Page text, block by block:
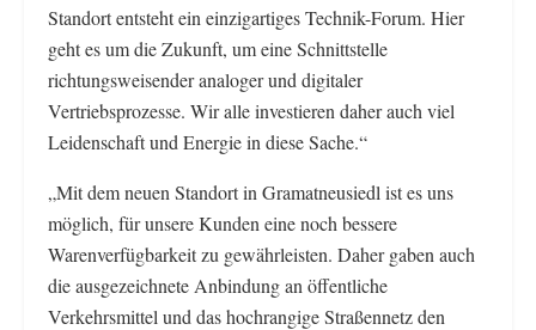
Standort entsteht ein einzigartiges Technik-Forum. Hier
geht es um die Zukunft, um eine Schnittstelle
richtungsweisender analoger und digitaler
Vertriebsprozesse. Wir alle investieren daher auch viel
Leidenschaft und Energie in diese Sache.“
„Mit dem neuen Standort in Gramatneusiedl ist es uns
möglich, für unsere Kunden eine noch bessere
Warenverfügbarkeit zu gewährleisten. Daher gaben auch
die ausgezeichnete Anbindung an öffentliche
Verkehrsmittel und das hochrangige Straßennetz den